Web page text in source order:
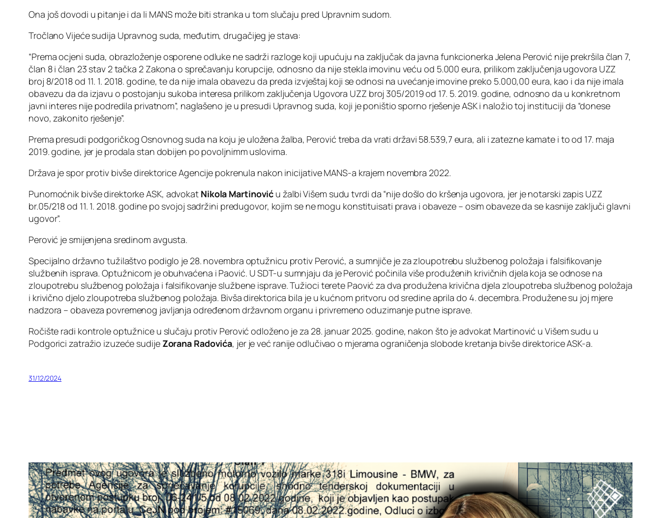
Ona još dovodi u pitanje i da li MANS može biti stranka u tom slučaju pred Upravnim sudom.
Tročlano Vijeće sudija Upravnog suda, međutim, drugačijeg je stava:
“Prema ocjeni suda, obrazloženje osporene odluke ne sadrži razloge koji upućuju na zaključak da javna funkcionerka Jelena Perović nije prekršila član 7,
član 8 i član 23 stav 2 tačka 2 Zakona o sprečavanju korupcije, odnosno da nije stekla imovinu veću od 5.000 eura, prilikom zaključenja ugovora UZZ
broj 8/2018 od 11. 1. 2018. godine, te da nije imala obavezu da preda izvještaj koji se odnosi na uvećanje imovine preko 5.000,00 eura, kao i da nije imala
obavezu da da izjavu o postojanju sukoba interesa prilikom zaključenja Ugovora UZZ broj 305/2019 od 17. 5. 2019. godine, odnosno da u konkretnom
javni interes nije podredila privatnom”, naglašeno je u presudi Upravnog suda, koji je poništio sporno rješenje ASK i naložio toj instituciji da “donese
novo, zakonito rješenje”.
Prema presudi podgoričkog Osnovnog suda na koju je uložena žalba, Perović treba da vrati državi 58.539,7 eura, ali i zatezne kamate i to od 17. maja
2019. godine, jer je prodala stan dobijen po povoljnimm uslovima.
Država je spor protiv bivše direktorice Agencije pokrenula nakon inicijative MANS-a krajem novembra 2022.
Punomoćnik bivše direktorke ASK, advokat Nikola Martinović u žalbi Višem sudu tvrdi da “nije došlo do kršenja ugovora, jer je notarski zapis UZZ
br.05/218 od 11. 1. 2018. godine po svojoj sadržini predugovor, kojim se ne mogu konstituisati prava i obaveze – osim obaveze da se kasnije zaključi glavni
ugovor”.
Perović je smijenjena sredinom avgusta.
Specijalno državno tužilaštvo podiglo je 28. novembra optužnicu protiv Perović, a sumnjiče je za zloupotrebu službenog položaja i falsifikovanje
službenih isprava. Optužnicom je obuhvaćena i Paović. U SDT-u sumnjaju da je Perović počinila više produženih krivičnih djela koja se odnose na
zloupotrebu službenog položaja i falsifikovanje službene isprave. Tužioci terete Paović za dva produžena krivična djela zloupotreba službenog položaja
i krivično djelo zloupotreba službenog položaja. Bivša direktorica bila je u kućnom pritvoru od sredine aprila do 4. decembra. Produžene su joj mjere
nadzora – obaveza povremenog javljanja određenom državnom organu i privremeno oduzimanje putne isprave.
Ročište radi kontrole optužnice u slučaju protiv Perović odloženo je za 28. januar 2025. godine, nakon što je advokat Martinović u Višem sudu u
Podgorici zatražio izuzeće sudije Zorana Radovića, jer je već ranije odlučivao o mjerama ograničenja slobode kretanja bivše direktorice ASK-a.
31/12/2024